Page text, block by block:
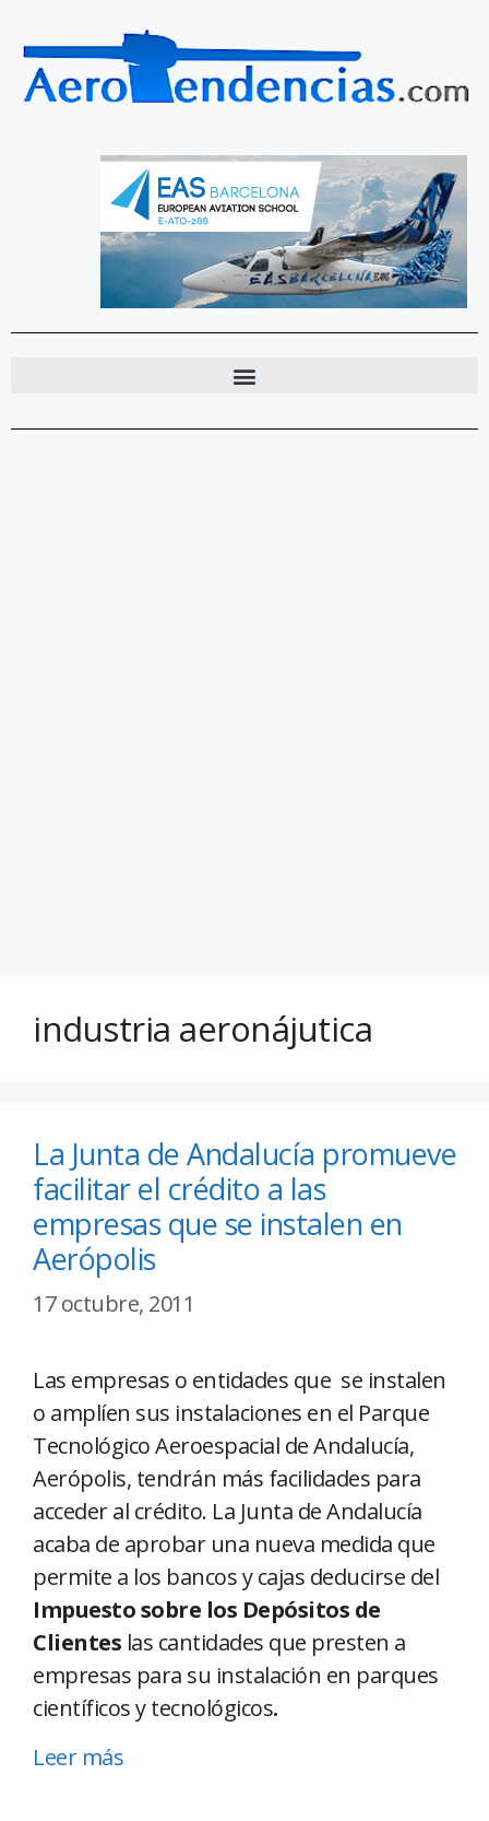
industria aeronájutica
La Junta de Andalucía promueve
facilitar el crédito a las
empresas que se instalen en
Aerópolis
17 octubre, 2011
Las empresas o entidades que se instalen
o amplíen sus instalaciones en el Parque
Tecnológico Aeroespacial de Andalucía,
Aerópolis, tendrán más facilidades para
acceder al crédito. La Junta de Andalucía
acaba de aprobar una nueva medida que
permite a los bancos y cajas deducirse del
Impuesto sobre los Depósitos de
Clientes las cantidades que presten a
empresas para su instalación en parques
científicos y tecnológicos.
Leer más